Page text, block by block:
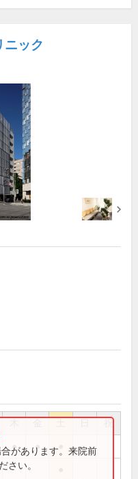
ニック
祝
● ●
があります。来院前
さい。